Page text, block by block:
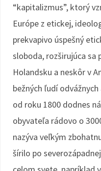
“kapitalizmus”, ktorý
Európe z etickej,
prekvapivo úspešný
sloboda, rozširujúca sa
Holandsku a neskôr v
bežných ľudí
od roku 1800 dodnes
obyvateľa rádovo o
nazýva veľkým
šírilo po